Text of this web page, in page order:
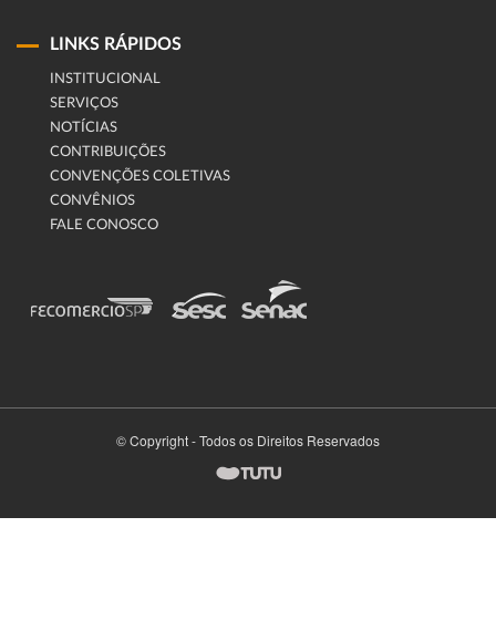
LINKS RÁPIDOS
INSTITUCIONAL
SERVIÇOS
NOTÍCIAS
CONTRIBUIÇÕES
CONVENÇÕES COLETIVAS
CONVÊNIOS
FALE CONOSCO
© Copyright - Todos os Direitos Reservados